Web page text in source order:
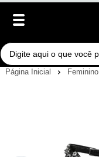
Página Inicial Feminino